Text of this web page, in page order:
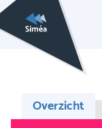
Overzicht